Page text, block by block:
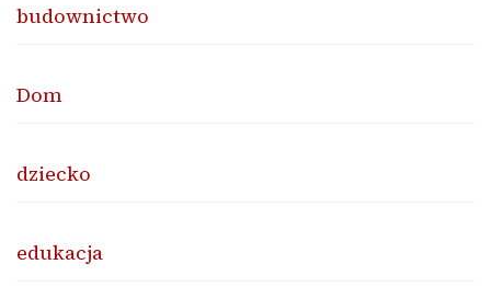
budownictwo
Dom
dziecko
edukacja